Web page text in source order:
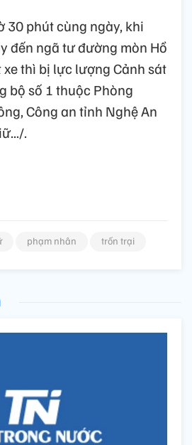
30 phút cùng ngày, khi
đến ngã tư đường mòn Hồ
thì bị lực lượng Cảnh sát
bộ số 1 thuộc Phòng
Công an tỉnh Nghệ An
.
phạm nhân trốn trại